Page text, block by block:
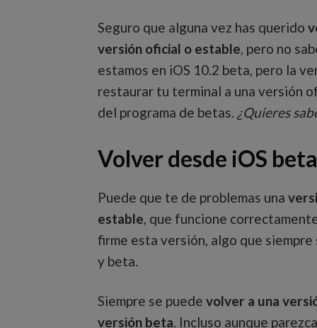
Seguro que alguna vez has querido
versión oficial o estable, pero no
estamos en iOS 10.2 beta, pero la
restaurar tu terminal a una versión
del programa de betas. ¿Quieres
Volver desde iOS
Puede que te de problemas una
estable, que funcione
firme esta versión, algo que
y beta.
Siempre se puede volver a una
versión beta. Incluso aunque